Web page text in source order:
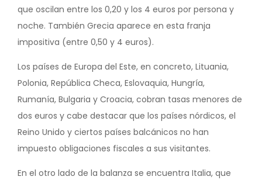
que oscilan entre los 0,20 y los 4 euros por persona y
noche. También Grecia aparece en esta franja
impositiva (entre 0,50 y 4 euros).
Los países de Europa del Este, en concreto, Lituania,
Polonia, República Checa, Eslovaquia, Hungría,
Rumanía, Bulgaria y Croacia, cobran tasas menores de
dos euros y cabe destacar que los países nórdicos, el
Reino Unido y ciertos países balcánicos no han
impuesto obligaciones fiscales a sus visitantes.
En el otro lado de la balanza se encuentra Italia, que